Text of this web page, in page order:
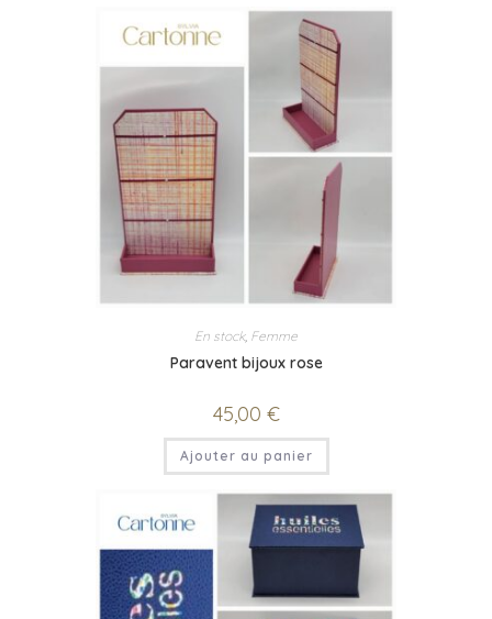
En stock, Femme
Paravent bijoux rose
45,00 €
Ajouter au panier